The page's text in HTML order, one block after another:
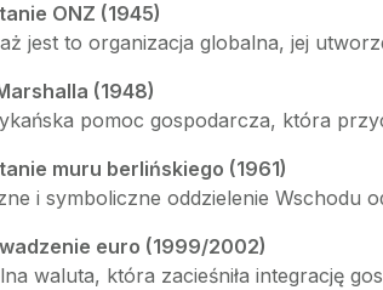
ONZ (1945)
jest to organizacja globalna, jej
(1948)
pomoc gospodarcza, która
muru berlińskiego (1961)
i symboliczne oddzielenie Wschodu
euro (1999/2002)
waluta, która zacieśniła integrację